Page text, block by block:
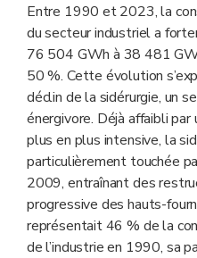
Entre 1990 et 2023, la
du secteur industriel a
76 504 GWh à 38 481
50 %. Cette évolution
déclin de la sidérurgie, un
énergivore. Déjà affaibli par
plus en plus intensive, la
particulièrement touchée
2009, entraînant des
progressive des hauts-
représentait 46 % de la
de l’industrie en 1990, sa